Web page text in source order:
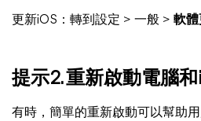
更新iOS：轉到設定 > 一般 > 軟體
提示2. 重新啟動電腦
有時，簡單的重新啟動可以幫助